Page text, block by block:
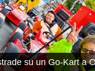
Tokyo
Tokyo
su un Go-Kart a